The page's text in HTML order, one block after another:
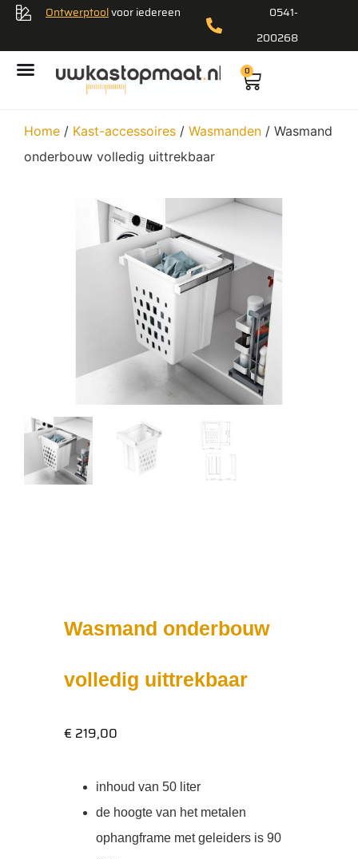
Ontwerptoolvoor iedereen
0541-
200268
0
Home / Kast-accessoires / Wasmanden / Wasmand
onderbouw volledig uittrekbaar
Wasmand onderbouw
volledig uittrekbaar
€ 219,00
inhoud van 50 liter
de hoogte van het metalen
ophangframe met geleiders is 90